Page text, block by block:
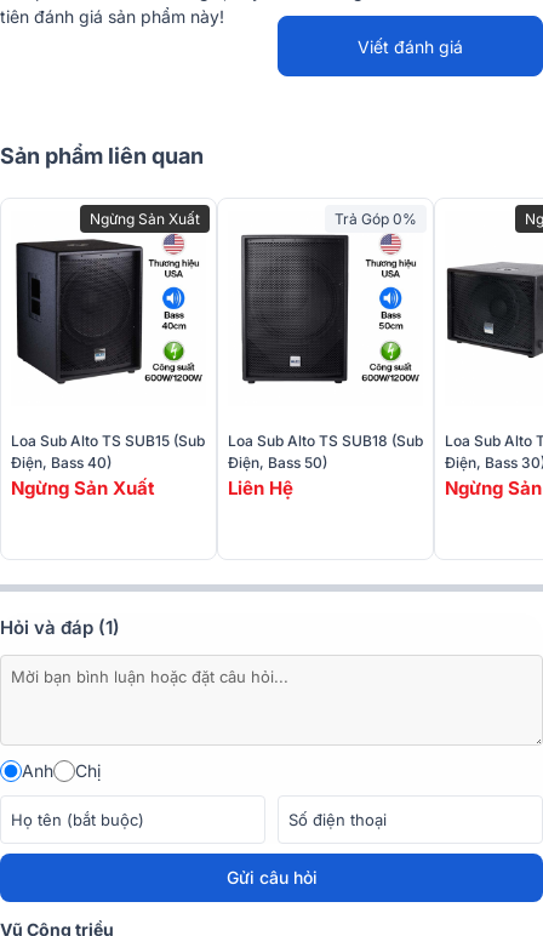
Loa Sub Alto TX18S có thiết kế mạnh mẽ và tinh tế, phù hợp với các
môi trường âm nhạc đa dạng. Được trang bị loa bass 18 inch với
cuộn dây âm thanh 3 inch, sản phẩm này mang lại khả năng phát
tiên đánh giá sản phẩm này!
Viết đánh giá
Sản phẩm liên quan
Ngừng Sản Xuất
Loa Sub Alto TS SUB15 (sub
Điện, Bass 40)
Ngừng Sản Xuất
Trả Góp 0%
Loa Sub Alto TS SUB18 (sub
Điện, Bass 50)
Liên Hệ
Loa Sub Alto
Điện, Bass
Ngừng
Hỏi và đáp (1)
Anh Chị
Gửi câu hỏi
Vũ Công triều